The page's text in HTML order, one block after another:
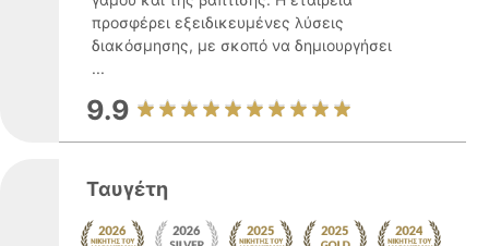
προσφέρει εξειδικευμένες λύσεις
διακόσμησης, με σκοπό να δημιουργήσει
...
9.9
Ταυγέτη